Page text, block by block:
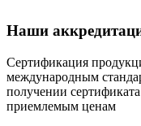
Наши
Сертификация
международным
получении
приемлемым ценам